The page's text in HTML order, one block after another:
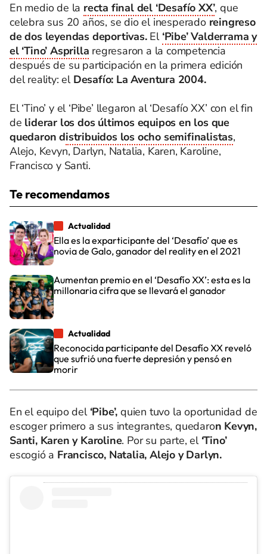
En medio de la recta final del ‘Desafío XX’, que
celebra sus 20 años, se dio el inesperado reingreso
de dos leyendas deportivas. El ‘Pibe’ Valderrama y
el ‘Tino’ Asprilla regresaron a la competencia
después de su participación en la primera edición
del reality: el Desafío: La Aventura 2004.
El ‘Tino’ y el ‘Pibe’ llegaron al ‘Desafío XX’ con el fin
de liderar los dos últimos equipos en los que
quedaron distribuidos los ocho semifinalistas,
Alejo, Kevyn, Darlyn, Natalia, Karen, Karoline,
Francisco y Santi.
Te recomendamos
Actualidad
Ella es la exparticipante del ‘Desafío’ que es
novia de Galo, ganador del reality en el 2021
Aumentan premio en el ‘Desafío XX’: esta es la
millonaria cifra que se llevará el ganador
Actualidad
Reconocida participante del Desafío XX reveló
que sufrió una fuerte depresión y pensó en
morir
En el equipo del ‘Pibe’, quien tuvo la oportunidad de
escoger primero a sus integrantes, quedaron Kevyn,
Santi, Karen y Karoline. Por su parte, el‘Tino’
escogió a Francisco, Natalia, Alejo y Darlyn.